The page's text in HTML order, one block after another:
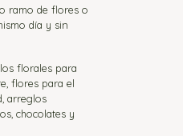
ramo de flores o
día y sin
florales para
flores para el
arreglos
chocolates y